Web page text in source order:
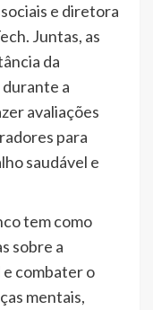
e diretora
Juntas, as
da
a
avaliações
para
saudável e
tem como
sobre a
combater o
mentais,